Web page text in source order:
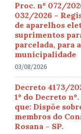
Proc. nº 072/
032/2026 –
de aparelhos
suprimentos
parcelada, para
municipalidade
03/08/2026
Decreto 4173/
1º do Decreto
que: Dispõe
membros do
Rosana – SP.